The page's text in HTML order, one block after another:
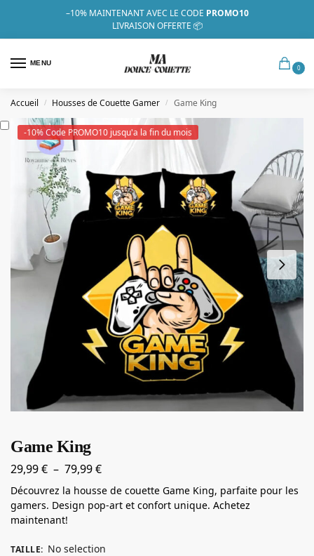
–10% MAINTENANT AVEC LE CODE PROMO10
LIVRAISON OFFERTE 📦
MENU
0
Accueil / Housses de Couette Gamer / Game King
-10% Code PROMO10 jusqu'a la fin du mois
Game King
29,99€ – 79,99€
Découvrez la housse de couette Game King, parfaite pour les
gamers. Design pop-art et confort unique. Achetez
maintenant!
TAILLE: No selection